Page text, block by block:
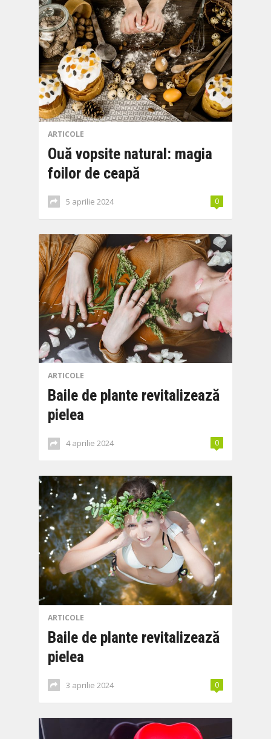
ARTICOLE
Ouă vopsite natural: magia
foilor de ceapă
5 aprilie 2024 0
ARTICOLE
Baile de plante revitalizează
pielea
4 aprilie 2024 0
ARTICOLE
Baile de plante revitalizează
pielea
3 aprilie 2024 0